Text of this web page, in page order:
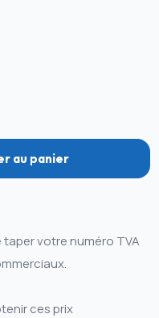
au panier
votre numéro TVA
ces prix